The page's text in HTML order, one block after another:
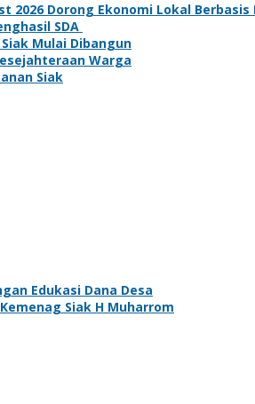
2026 Dorong Ekonomi Lokal Berbasis
SDA
Mulai Dibangun
Warga
Siak
Edukasi Dana Desa
Siak H Muharrom